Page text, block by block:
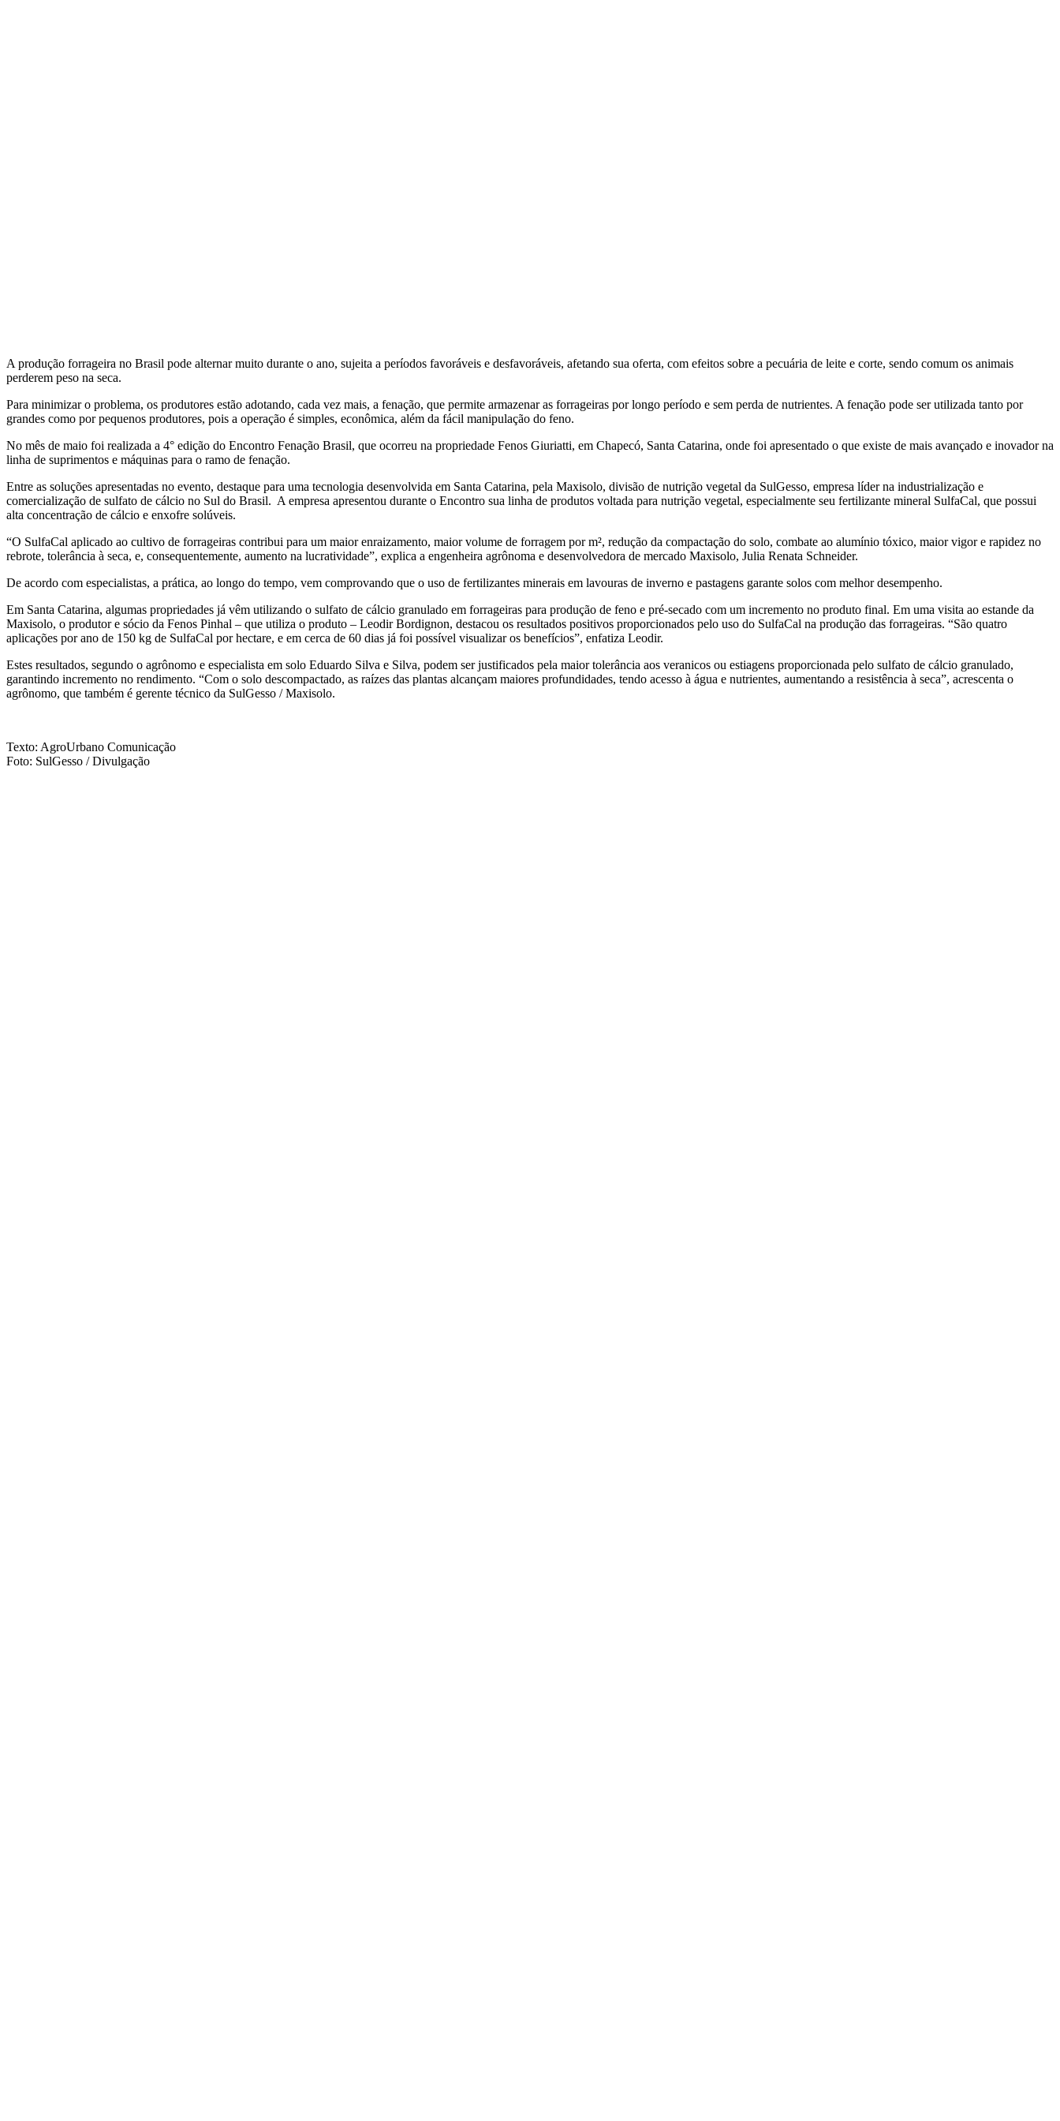
A produção forrageira no Brasil pode alternar muito durante o ano, sujeita a períodos favoráveis e desfavoráveis, afetando sua oferta, com efeitos sobre a pecuária de leite e corte, sendo comum os animais
perderem peso na seca.
Para minimizar o problema, os produtores estão adotando, cada vez mais, a fenação, que permite armazenar as forrageiras por longo período e sem perda de nutrientes. A fenação pode ser utilizada tanto por
grandes como por pequenos produtores, pois a operação é simples, econômica, além da fácil manipulação do feno.
No mês de maio foi realizada a 4° edição do Encontro Fenação Brasil, que ocorreu na propriedade Fenos Giuriatti, em Chapecó, Santa Catarina, onde foi apresentado o que existe de mais avançado e inovador na
linha de suprimentos e máquinas para o ramo de fenação.
Entre as soluções apresentadas no evento, destaque para uma tecnologia desenvolvida em Santa Catarina, pela Maxisolo, divisão de nutrição vegetal da SulGesso, empresa líder na industrialização e
comercialização de sulfato de cálcio no Sul do Brasil. A empresa apresentou durante o Encontro sua linha de produtos voltada para nutrição vegetal, especialmente seu fertilizante mineral SulfaCal, que possui
alta concentração de cálcio e enxofre solúveis.
“O SulfaCal aplicado ao cultivo de forrageiras contribui para um maior enraizamento, maior volume de forragem por m², redução da compactação do solo, combate ao alumínio tóxico, maior vigor e rapidez no
rebrote, tolerância à seca, e, consequentemente, aumento na lucratividade”, explica a engenheira agrônoma e desenvolvedora de mercado Maxisolo, Julia Renata Schneider.
De acordo com especialistas, a prática, ao longo do tempo, vem comprovando que o uso de fertilizantes minerais em lavouras de inverno e pastagens garante solos com melhor desempenho.
Em Santa Catarina, algumas propriedades já vêm utilizando o sulfato de cálcio granulado em forrageiras para produção de feno e pré-secado com um incremento no produto final. Em uma visita ao estande da
Maxisolo, o produtor e sócio da Fenos Pinhal – que utiliza o produto – Leodir Bordignon, destacou os resultados positivos proporcionados pelo uso do SulfaCal na produção das forrageiras. “São quatro
aplicações por ano de 150 kg de SulfaCal por hectare, e em cerca de 60 dias já foi possível visualizar os benefícios”, enfatiza Leodir.
Estes resultados, segundo o agrônomo e especialista em solo Eduardo Silva e Silva, podem ser justificados pela maior tolerância aos veranicos ou estiagens proporcionada pelo sulfato de cálcio granulado,
garantindo incremento no rendimento. “Com o solo descompactado, as raízes das plantas alcançam maiores profundidades, tendo acesso à água e nutrientes, aumentando a resistência à seca”, acrescenta o
agrônomo, que também é gerente técnico da SulGesso / Maxisolo.
Texto: AgroUrbano Comunicação
Foto: SulGesso / Divulgação